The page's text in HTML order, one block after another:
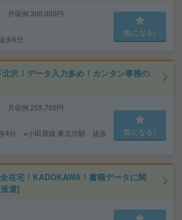
月収例 300,000円
歩6分
気になる!
沢！データ入力多め！カンタン事務の
月収例 255,750円
4分 ※小田原線 東北沢駅 徒歩
気になる!
在宅！KADOKAWA！書籍データに関
遣]